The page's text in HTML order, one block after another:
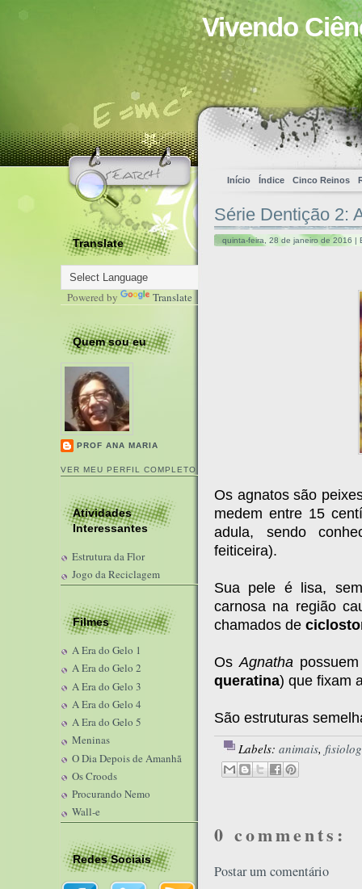
Vivendo
Início Índice Cinco Reinos
Translate
Powered by Translate
Quem sou eu
PROF ANA MARIA
VER MEU PERFIL COMPLETO
Atividades
Interessantes
Estrutura da Flor
Jogo da Reciclagem
Filmes
A Era do Gelo 1
A Era do Gelo 2
A Era do Gelo 3
A Era do Gelo 4
A Era do Gelo 5
Meninas
O Dia Depois de Amanhã
Os Croods
Procurando Nemo
Wall-e
Redes Sociais
Série Dentição 2:
quinta-feira, 28 de janeiro de 2016 |
Os agnatos são
medem entre 15
adula, sendo
feiticeira).
Sua pele é lisa,
carnosa na região
chamados de
Os Agnatha
queratina) que fixam
São estruturas
Labels: animais,
0 comments:
Postar um comentário